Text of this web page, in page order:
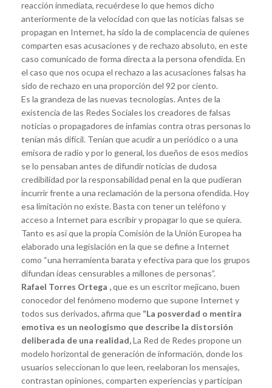
reacción inmediata, recuérdese lo que hemos dicho
anteriormente de la velocidad con que las noticias falsas se
propagan en Internet, ha sido la de complacencia de quienes
comparten esas acusaciones y de rechazo absoluto, en este
caso comunicado de forma directa a la persona ofendida. En
el caso que nos ocupa el rechazo a las acusaciones falsas ha
sido de rechazo en una proporción del 92 por ciento.
Es la grandeza de las nuevas tecnologías. Antes de la
existencia de las Redes Sociales los creadores de falsas
noticias o propagadores de infamias contra otras personas lo
tenían más difícil. Tenían que acudir a un periódico o a una
emisora de radio y por lo general, los dueños de esos medios
se lo pensaban antes de difundir noticias de dudosa
credibilidad por la responsabilidad penal en la que pudieran
incurrir frente a una reclamación de la persona ofendida. Hoy
esa limitación no existe. Basta con tener un teléfono y
acceso a Internet para escribir y propagar lo que se quiera.
Tanto es así que la propia Comisión de la Unión Europea ha
elaborado una legislación en la que se define a Internet
como “una herramienta barata y efectiva para que los grupos
difundan ideas censurables a millones de personas”.
Rafael Torres Ortega ,que es un escritor mejicano, buen
conocedor del fenómeno moderno que supone Internet y
todos sus derivados, afirma que “La posverdad o mentira
emotiva es un neologismo que describe la distorsión
deliberada de una realidad,La Red de Redes propone un
modelo horizontal de generación de información, donde los
usuarios seleccionan lo que leen, reelaboran los mensajes,
contrastan opiniones, comparten experiencias y participan